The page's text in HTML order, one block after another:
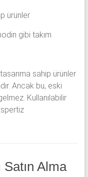
ürünler
gibi takım
sahip ürünler
Ancak bu, eski
Kullanılabilir
Satın Alma